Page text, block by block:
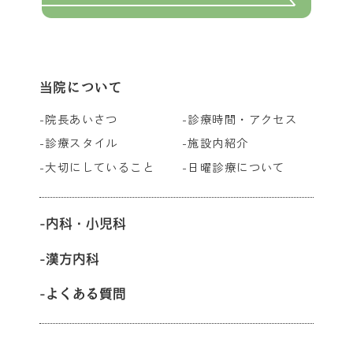
当院について
院長あいさつ
診療時間・アクセス
診療スタイル
施設内紹介
大切にしていること
日曜診療について
内科・小児科
漢方内科
よくある質問